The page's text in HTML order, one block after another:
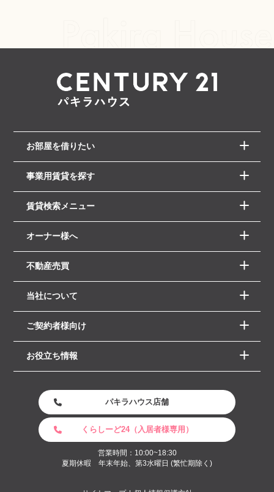
お部屋を借りたい
事業用賃貸を探す
賃貸検索メニュー
オーナー様へ
不動産売買
当社について
ご契約者様向け
お役立ち情報
パキラハウス店舗
くらしーど24（入居者様専用）
営業時間：10:00~18:30
夏期休暇 年末年始、第3水曜日 (繁忙期除く)